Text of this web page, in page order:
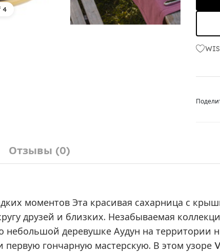
4
Отзывы (0)
моментов Эта красивая сахарница с
друзей и близких. Незабываемая
небольшой деревушке Аудун на территории
гончарную мастерскую. В этом узоре